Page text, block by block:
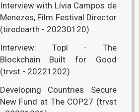
Interview with Lívia Campos de
Menezes, Film Festival Director
(tiredearth - 20230120)
Interview: Topl - The
Blockchain Built for Good
(trvst - 20221202)
Developing Countries Secure
New Fund at The COP27 (trvst